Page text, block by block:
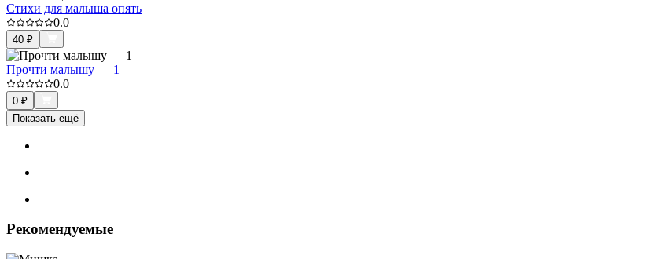
Стихи для малыша опять
0.0
40 ₽
Прочти малышу — 1
0.0
0 ₽
Показать ещё
Рекомендуемые